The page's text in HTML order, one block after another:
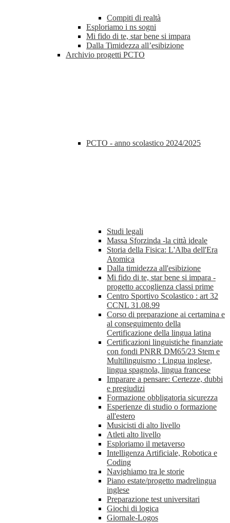
Compiti di realtà
Esploriamo i ns sogni
Mi fido di te, star bene si impara
Dalla Timidezza all’esibizione
Archivio progetti PCTO
PCTO - anno scolastico 2024/2025
Studi legali
Massa Sforzinda -la città ideale
Storia della Fisica: L'Alba dell'Era
Atomica
Dalla timidezza all'esibizione
Mi fido di te, star bene si impara -
progetto accoglienza classi prime
Centro Sportivo Scolastico : art 32
CCNL 31.08.99
Corso di preparazione ai certamina e
al conseguimento della
Certificazione della lingua latina
Certificazioni linguistiche finanziate
con fondi PNRR DM65/23 Stem e
Multilinguismo : Lingua inglese,
lingua spagnola, lingua francese
Imparare a pensare: Certezze, dubbi
e pregiudizi
Formazione obbligatoria sicurezza
Esperienze di studio o formazione
all'estero
Musicisti di alto livello
Atleti alto livello
Esploriamo il metaverso
Intelligenza Artificiale, Robotica e
Coding
Navighiamo tra le storie
Piano estate/progetto madrelingua
inglese
Preparazione test universitari
Giochi di logica
Giornale-Logos